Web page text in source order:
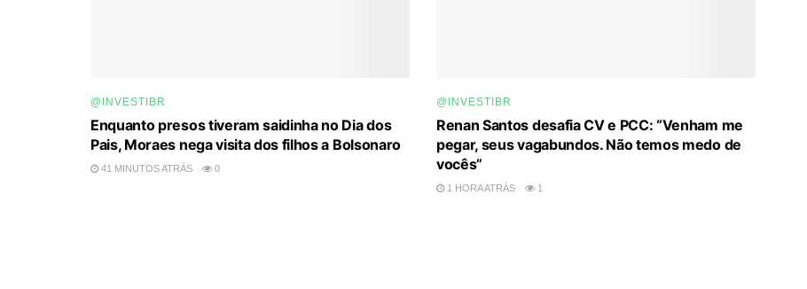
@INVESTIBR
Enquanto presos tiveram saidinha no Dia dos
Pais, Moraes nega visita dos filhos a Bolsonaro
41 MINUTOS ATRÁS 0
@INVESTIBR
Renan Santos desafia CV e PCC: “Venham me
pegar, seus vagabundos. Não temos medo de
vocês”
1 HORA ATRÁS 1